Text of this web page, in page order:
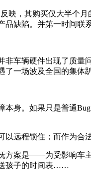
映，其购买仅大半个
缺陷。并第一时间联
非车辆硬件出现了质
一场波及全国的集体趴
本身。如果只是普通
远程锁住；而作为合
方案是——为受影响车
孩子的时间表……